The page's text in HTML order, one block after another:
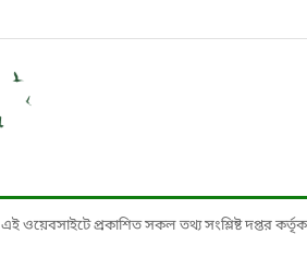
এই ওয়েবসাইটে প্রকাশিত সকল তথ্য সংশ্লিষ্ট দপ্তর কর্তৃক